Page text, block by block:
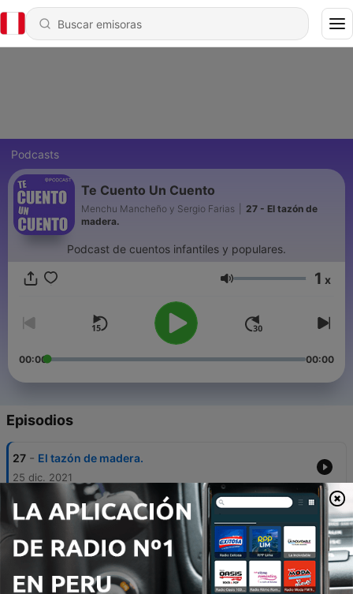
Podcasts
Te Cuento Un Cuento
Menchu Mancheño y Sergio Farias
27 - El tazón de
madera.
Podcast de cuentos infantiles y populares.
Volumen 1 x
00:00 00:00
Episodios
27 - El tazón de madera.
25 dic. 2021
- Las preocupaciones.
19 dic. 2021
25 - El valor interior.
09 dic. 2021